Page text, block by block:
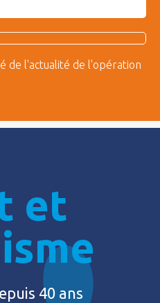
de l'actualité de l'opération
et
40 ans